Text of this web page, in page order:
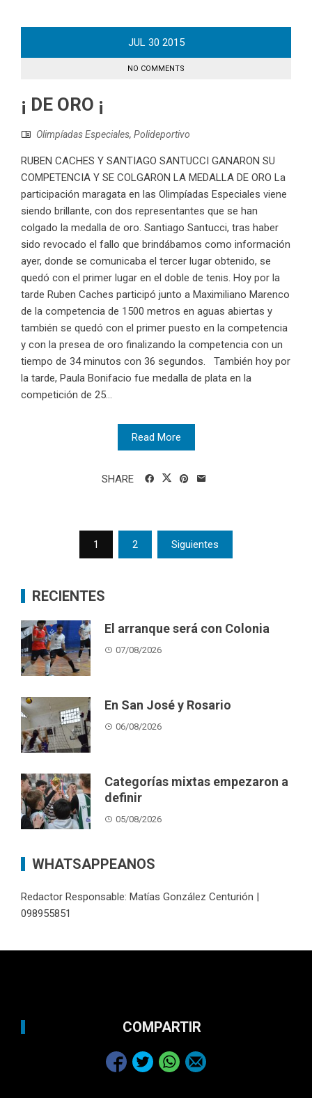
JUL 30 2015
NO COMMENTS
¡ DE ORO ¡
Olimpíadas Especiales, Polideportivo
RUBEN CACHES Y SANTIAGO SANTUCCI GANARON SU
COMPETENCIA Y SE COLGARON LA MEDALLA DE ORO La
participación maragata en las Olimpíadas Especiales viene
siendo brillante, con dos representantes que se han
colgado la medalla de oro. Santiago Santucci, tras haber
sido revocado el fallo que brindábamos como información
ayer, donde se comunicaba el tercer lugar obtenido, se
quedó con el primer lugar en el doble de tenis. Hoy por la
tarde Ruben Caches participó junto a Maximiliano Marenco
de la competencia de 1500 metros en aguas abiertas y
también se quedó con el primer puesto en la competencia
y con la presea de oro finalizando la competencia con un
tiempo de 34 minutos con 36 segundos. También hoy por
la tarde, Paula Bonifacio fue medalla de plata en la
competición de 25...
Read More
SHARE
pagination
1 2 Siguientes
RECIENTES
El arranque será con Colonia
07/08/2026
En San José y Rosario
06/08/2026
Categorías mixtas empezaron a
definir
05/08/2026
WHATSAPPEANOS
Redactor Responsable: Matías González Centurión |
098955851
COMPARTIR